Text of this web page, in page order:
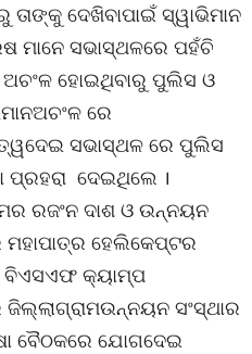
ଦେଖିବାପାଇଁ ସ୍ୱାଭିମାନ
ମାନେ ସଭାସ୍ଥଳରେ ପହଁଚି
ଅଚଂଳ ହୋଇଥିବାରୁ ପୁଲିସ ଓ
ରେ
ସଭାସ୍ଥଳ ରେ ପୁଲିସ
ପ୍ରହରା ଦେଇଥିଲେ ।
ରଜଂନ ଦାଶ ଓ ଉନ୍ନୟନ
ହେଲିକେପ୍ଟର
କ୍ୟାମ୍ପ
ସଂସ୍ଥାର
ବୈଠକରେ ଯୋଗଦେଇ